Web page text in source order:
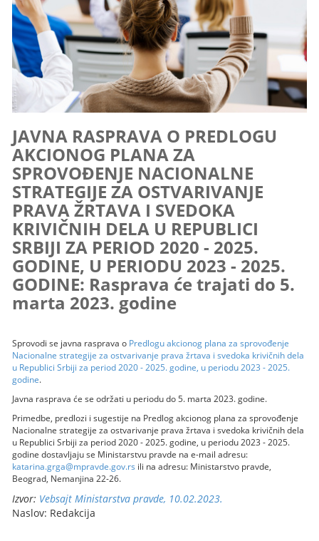
JAVNA RASPRAVA O PREDLOGU
AKCIONOG PLANA ZA
SPROVOĐENJE NACIONALNE
STRATEGIJE ZA OSTVARIVANJE
PRAVA ŽRTAVA I SVEDOKA
KRIVIČNIH DELA U REPUBLICI
SRBIJI ZA PERIOD 2020 - 2025.
GODINE, U PERIODU 2023 - 2025.
GODINE: Rasprava će trajati do 5.
marta 2023. godine
Sprovodi se javna rasprava o Predlogu akcionog plana za sprovođenje
Nacionalne strategije za ostvarivanje prava žrtava i svedoka krivičnih dela
u Republici Srbiji za period 2020 - 2025. godine, u periodu 2023 - 2025.
godine.
Javna rasprava će se održati u periodu do 5. marta 2023. godine.
Primedbe, predlozi i sugestije na Predlog akcionog plana za sprovođenje
Nacionalne strategije za ostvarivanje prava žrtava i svedoka krivičnih dela
u Republici Srbiji za period 2020 - 2025. godine, u periodu 2023 - 2025.
godine dostavljaju se Ministarstvu pravde na e-mail adresu:
katarina.grga@mpravde.gov.rs ili na adresu: Ministarstvo pravde,
Beograd, Nemanjina 22-26.
Izvor: Vebsajt Ministarstva pravde, 10.02.2023.
Naslov: Redakcija